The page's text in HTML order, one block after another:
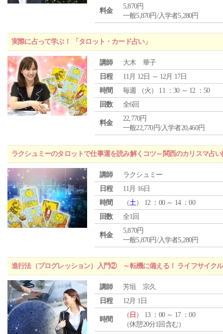
料金
5,870円
一般5,870円/入学者5,280円
実際に占って学ぶ！ 「タロット・カード占い」
講師
大木 華子
日程
11月 12日 ～ 12月 17日
時間
毎週 （火 ） 11 ：30 ～ 12 ：50
回数
全6回
料金
22,770円
一般22,770円/入学者20,460円
ラクシュミーのタロットで仕事運を読み解くコツ～関西のカリスマ占
講師
ラクシュミー
日程
11月 16日
時間
（土） 12 ：00 ～ 14 ：00
回数
全1回
料金
5,870円
一般5,870円/入学者5,280円
進行法（プログレッション）入門② ～転機に備える！ ライフサイク
講師
芳垣 宗久
日程
12月 1日
時間
（ 日 ） 13 ：00 ～ 17 ：00
（休憩20分1回含む）